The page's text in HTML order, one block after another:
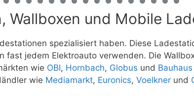
1 2 3 4 5 6 7 8 9 0 1 2 3 4 5 6
Wallboxen und Mobile
spezialisiert haben. Diese
jedem Elektroauto verwenden. Die
wie OBI, Hornbach, Globus und Bauhaus
wie Mediamarkt, Euronics, Voelkner und